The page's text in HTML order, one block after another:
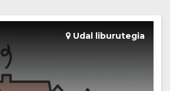
Udal liburutegia